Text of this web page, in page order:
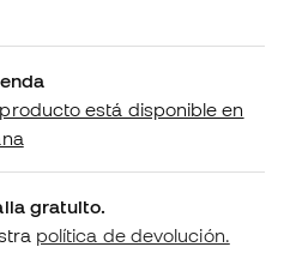
está disponible en
gratuito.
política de devolución.